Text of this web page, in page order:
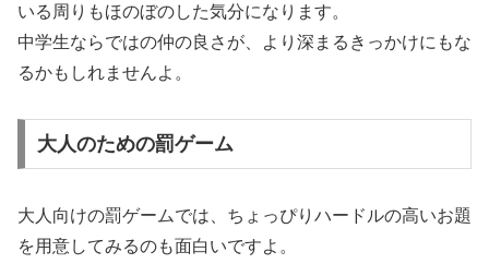
いる周りもほのぼのした気分になります。
中学生ならではの仲の良さが、より深まるきっかけにもな
るかもしれませんよ。
大人のための罰ゲーム
大人向けの罰ゲームでは、ちょっぴりハードルの高いお題
を用意してみるのも面白いですよ。